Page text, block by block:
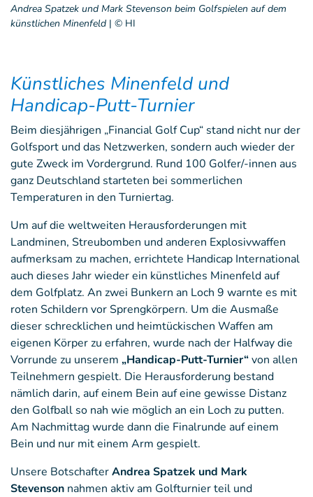
Andrea Spatzek und Mark Stevenson beim Golfspielen auf dem
künstlichen Minenfeld | © HI
Künstliches Minenfeld und
Handicap-Putt-Turnier
Beim diesjährigen „Financial Golf Cup“ stand nicht nur der
Golfsport und das Netzwerken, sondern auch wieder der
gute Zweck im Vordergrund. Rund 100 Golfer/-innen aus
ganz Deutschland starteten bei sommerlichen
Temperaturen in den Turniertag.
Um auf die weltweiten Herausforderungen mit
Landminen, Streubomben und anderen Explosivwaffen
aufmerksam zu machen, errichtete Handicap International
auch dieses Jahr wieder ein künstliches Minenfeld auf
dem Golfplatz. An zwei Bunkern an Loch 9 warnte es mit
roten Schildern vor Sprengkörpern. Um die Ausmaße
dieser schrecklichen und heimtückischen Waffen am
eigenen Körper zu erfahren, wurde nach der Halfway die
Vorrunde zu unserem „Handicap-Putt-Turnier“von allen
Teilnehmern gespielt. Die Herausforderung bestand
nämlich darin, auf einem Bein auf eine gewisse Distanz
den Golfball so nah wie möglich an ein Loch zu putten.
Am Nachmittag wurde dann die Finalrunde auf einem
Bein und nur mit einem Arm gespielt.
Unsere BotschafterAndrea Spatzek und Mark
Stevenson nahmen aktiv am Golfturnier teil und